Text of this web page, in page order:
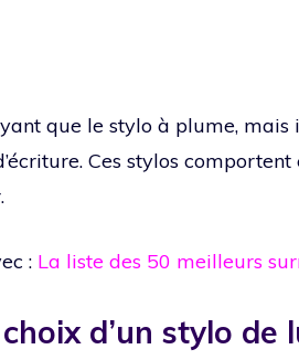
que le stylo à plume,
Ces stylos
: La liste des 50 meilleurs
d’un stylo de